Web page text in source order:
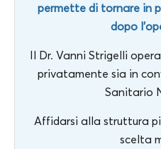
permette di tornare in
dopo
Il Dr. Vanni Strigelli opera
privatamente sia in
Sanitario
Affidarsi alla struttura
scelta